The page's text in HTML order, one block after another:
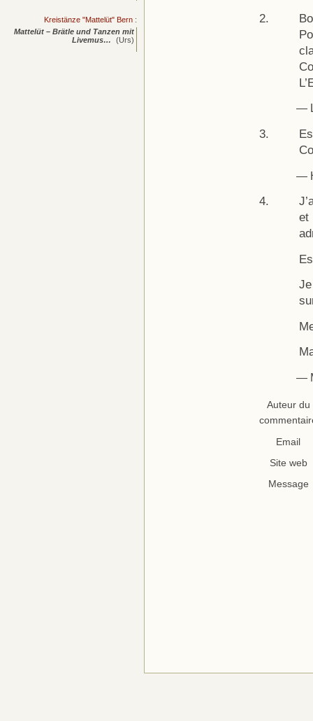
—
—
et
—
Auteur du
Email
Site web
Message
Kreistänze "Mattelüt" Bern :
Mattelüt – Brätle und Tanzen mit
Livemus…
(Urs)